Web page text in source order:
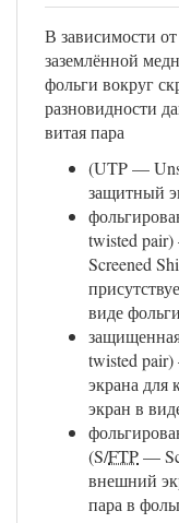
В зависимости
заземлённой
фольги вокруг
разновидности
витая пара
(UTP —
защитный
twisted
Screened
виде
twisted
экрана
экран в
(S/FTP—
внешний
пара в